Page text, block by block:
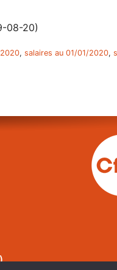
08-20)
, salaires au 01/01/2020,